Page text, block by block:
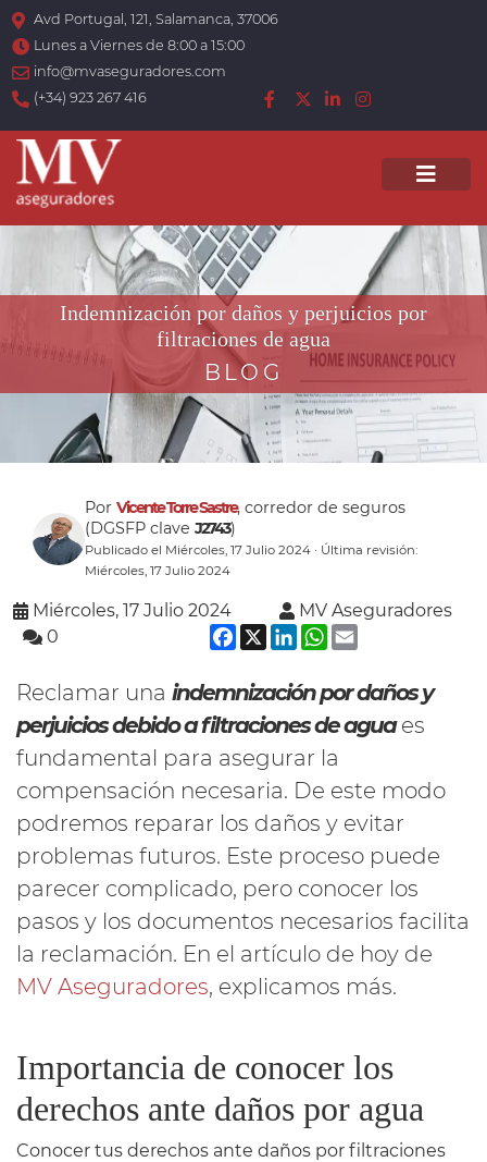
Avd Portugal, 121, Salamanca, 37006
Lunes a Viernes de 8:00 a 15:00
info@mvaseguradores.com
(+34) 923 267 416
Indemnización por daños y perjuicios por
filtraciones de agua
BLOG
Por Vicente Torre Sastre, corredor de seguros
(DGSFP clave J2743)
Publicado el Miércoles, 17 Julio 2024 · Última revisión:
Miércoles, 17 Julio 2024
Miércoles, 17 Julio 2024
MV Aseguradores
0
Facebook
X LinkedInWhatsApp
Reclamar una indemnización por daños y
perjuicios debido a filtraciones de aguaes
fundamental para asegurar la
compensación necesaria. De este modo
podremos reparar los daños y evitar
problemas futuros. Este proceso puede
parecer complicado, pero conocer los
pasos y los documentos necesarios facilita
la reclamación. En el artículo de hoy de
MV Aseguradores, explicamos más.
Importancia de conocer los
derechos ante daños por agua
Conocer tus derechos ante daños por filtraciones